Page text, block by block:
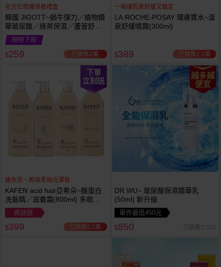
全方位修護保養禮盒
韓國 JIGOTT~蝸牛彈力／植物精
華玻尿酸／綠茶保濕／蘆薈舒緩
修復 禮盒(5件組) 款式可選 化妝
水+乳液+面霜
限時下殺
$259 已銷售2萬
一噴讓肌膚舒緩又鎮定
LA ROCHE-POSAY 理膚寶水~溫
泉舒緩噴霧(300ml)
$389 已銷售2.1萬
下單
立刻送
護色洗，再現柔順光澤髮
KAFEN acid hair亞希朵~酸蛋白
洗髮精／滋養霜(800ml) 多款可
選
買就送
$399 已銷售5.2萬
越多越
便宜
DR.WU~ 玻尿酸保濕精華乳
(50ml) 新升級
單件最低450元
$850 已銷售2,500